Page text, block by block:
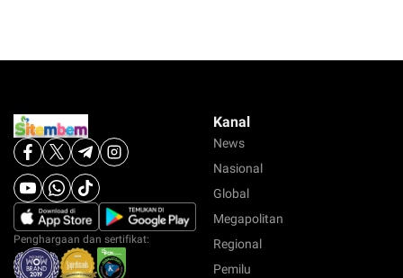
Penghargaan dan sertifikat:
Kanal
News
Nasional
Global
Megapolitan
Regional
Pemilu